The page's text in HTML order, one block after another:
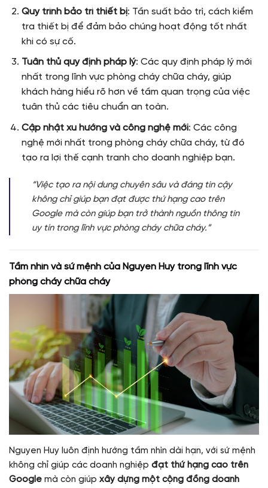
Quy trình bảo trì thiết bị: Tần suất bảo trì, cách kiểm
tra thiết bị để đảm bảo chúng hoạt động tốt nhất
khi có sự cố.
Tuân thủ quy định pháp lý: Các quy định pháp lý mới
nhất trong lĩnh vực phòng cháy chữa cháy, giúp
khách hàng hiểu rõ hơn về tầm quan trọng của việc
tuân thủ các tiêu chuẩn an toàn.
Cập nhật xu hướng và công nghệ mới: Các công
nghệ mới nhất trong phòng cháy chữa cháy, từ đó
tạo ra lợi thế cạnh tranh cho doanh nghiệp bạn.
“Việc tạo ra nội dung chuyên sâu và đáng tin cậy
không chỉ giúp bạn đạt được thứ hạng cao trên
Google mà còn giúp bạn trở thành nguồn thông tin
uy tín trong lĩnh vực phòng cháy chữa cháy.”
Tầm nhìn và sứ mệnh của Nguyen Huy trong lĩnh vực
phòng cháy chữa cháy
Nguyen Huy luôn định hướng tầm nhìn dài hạn, với sứ mệnh
không chỉ giúp các doanh nghiệp đạt thứ hạng cao trên
Google mà còn giúp xây dựng một cộng đồng doanh